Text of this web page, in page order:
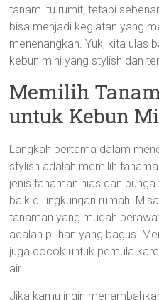
tanam itu rumit, tetapi
bisa menjadi kegiatan yang
menenangkan. Yuk, kita ulas
kebun mini yang stylish dan
Memilih
untuk Kebun
Langkah pertama dalam
stylish adalah memilih
jenis tanaman hias dan
baik di lingkungan rumah.
tanaman yang mudah
adalah pilihan yang bagus.
juga cocok untuk pemula
air.
Jika kamu ingin